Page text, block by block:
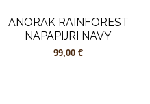
ANORAK RAINFOREST
NAPAPIJRI NAVY
99,00 €